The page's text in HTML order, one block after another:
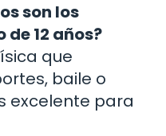
son los
12 años?
que
baile o
excelente para